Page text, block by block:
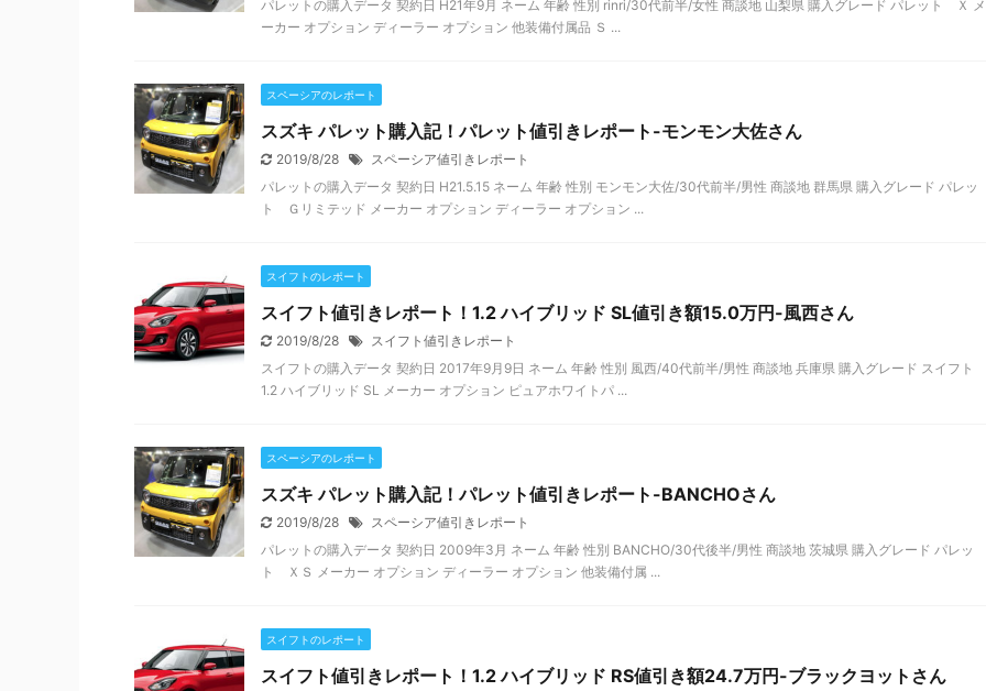
パレットの購入データ 契約日 H21年9月 ネーム 年齢 性別 rinri/30代前半/女性 商談地 山梨県 購入グレード パレット Ｘ メ
ーカー オプション ディーラー オプション 他装備付属品 Ｓ ...
スペーシアのレポート
スズキ パレット購入記！パレット値引きレポート-モンモン大佐さん
2019/8/28
スペーシア値引きレポート
パレットの購入データ 契約日 H21.5.15 ネーム 年齢 性別 モンモン大佐/30代前半/男性 商談地 群馬県 購入グレード パレッ
ト Ｇリミテッド メーカー オプション ディーラー オプション ...
スイフトのレポート
スイフト値引きレポート！1.2 ハイブリッド SL値引き額15.0万円-風西さん
2019/8/28
スイフト値引きレポート
スイフトの購入データ 契約日 2017年9月9日 ネーム 年齢 性別 風西/40代前半/男性 商談地 兵庫県 購入グレード スイフト
1.2 ハイブリッド SL メーカー オプション ピュアホワイトパ ...
スペーシアのレポート
スズキ パレット購入記！パレット値引きレポート-BANCHOさん
2019/8/28
スペーシア値引きレポート
パレットの購入データ 契約日 2009年3月 ネーム 年齢 性別 BANCHO/30代後半/男性 商談地 茨城県 購入グレード パレッ
ト ＸＳ メーカー オプション ディーラー オプション 他装備付属 ...
スイフトのレポート
スイフト値引きレポート！1.2 ハイブリッド RS値引き額24.7万円-ブラックヨットさん